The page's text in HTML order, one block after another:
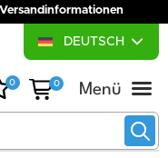
DEUTSCH
0 0